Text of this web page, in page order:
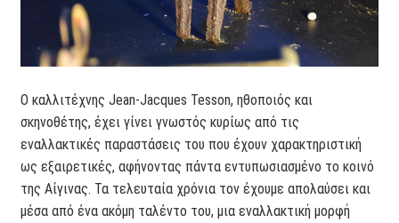
Ο καλλιτέχνης Jean-Jacques Tesson, ηθοποιός και
σκηνοθέτης, έχει γίνει γνωστός κυρίως από τις
εναλλακτικές παραστάσεις του που έχουν χαρακτηριστική
ως εξαιρετικές, αφήνοντας πάντα εντυπωσιασμένο το κοινό
της Αίγινας. Τα τελευταία χρόνια τον έχουμε απολαύσει και
μέσα από ένα ακόμη ταλέντο του, μια εναλλακτική μορφή